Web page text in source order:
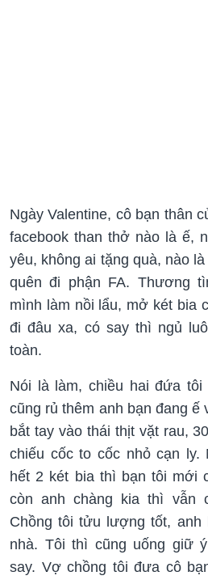
Ngày Valentine, cô bạn thân
facebook than thở nào là ế,
yêu, không ai tặng quà, nào
quên đi phận FA. Thương
mình làm nồi lẩu, mở két bia
đi đâu xa, có say thì ngủ
toàn.
Nói là làm, chiều hai đứa tôi
cũng rủ thêm anh bạn đang ế
bắt tay vào thái thịt vặt rau,
chiếu cốc to cốc nhỏ cạn
hết 2 két bia thì bạn tôi mới
còn anh chàng kia thì vẫn
Chồng tôi tửu lượng tốt,
nhà. Tôi thì cũng uống giữ
say. Vợ chồng tôi đưa cô